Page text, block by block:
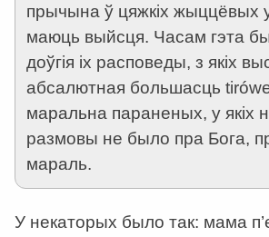
прычына ў цяжкіх жыццёвых
маюць выйсця. Часам гэта
доўгія іх расповеды, з якіх
абсалютная большасць
маральна параненых, у якіх
размовы не было пра Бога,
мараль.
У некаторых было так: мама